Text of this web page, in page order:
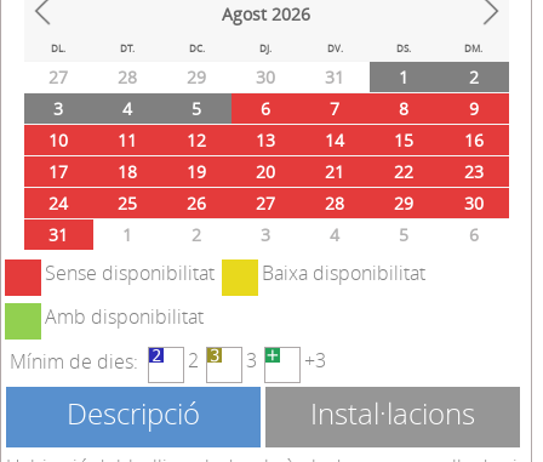
Prev Next
Agost 2026
DL. DT. DC. DJ. DV. DS. DM.
27 28 29 30 31 1
2
3
4 5 6 7 8
9
10
11 12 13 14 15
16
17
18 19 20 21 22
23
24
25 26 27 28 29
30
31
1 2 3 4 5 6
Sense disponibilitat
Baixa disponibilitat
Amb disponibilitat
Mínim de dies:
2 3 +3
Descripció Instal·lacions